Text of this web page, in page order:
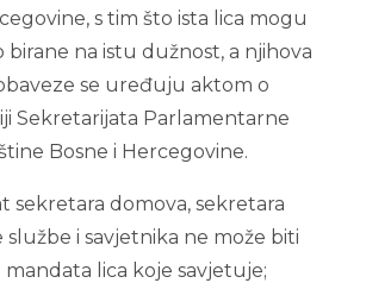
s tim što ista lica mogu
birane na istu dužnost, a njihova
se uređuju aktom o
Sekretarijata Parlamentarne
Bosne i Hercegovine.
sekretara domova, sekretara
službe i savjetnika ne može biti
lica koje savjetuje;